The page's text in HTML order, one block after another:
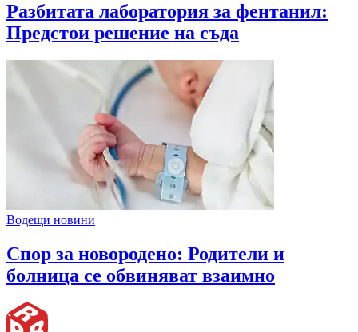
Разбитата лаборатория за фентанил:
Предстои решение на съда
Водещи новини
Спор за новородено: Родители и
болница се обвиняват взаимно